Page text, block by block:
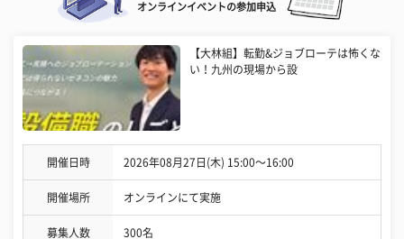
オンラインイベントの参加申込
【大林組】転勤&ジョブローテは怖くな
い！九州の現場から設
開催日時 2026年08月27日(木) 15:00〜16:00
開催場所 オンラインにて実施
募集人数 300名